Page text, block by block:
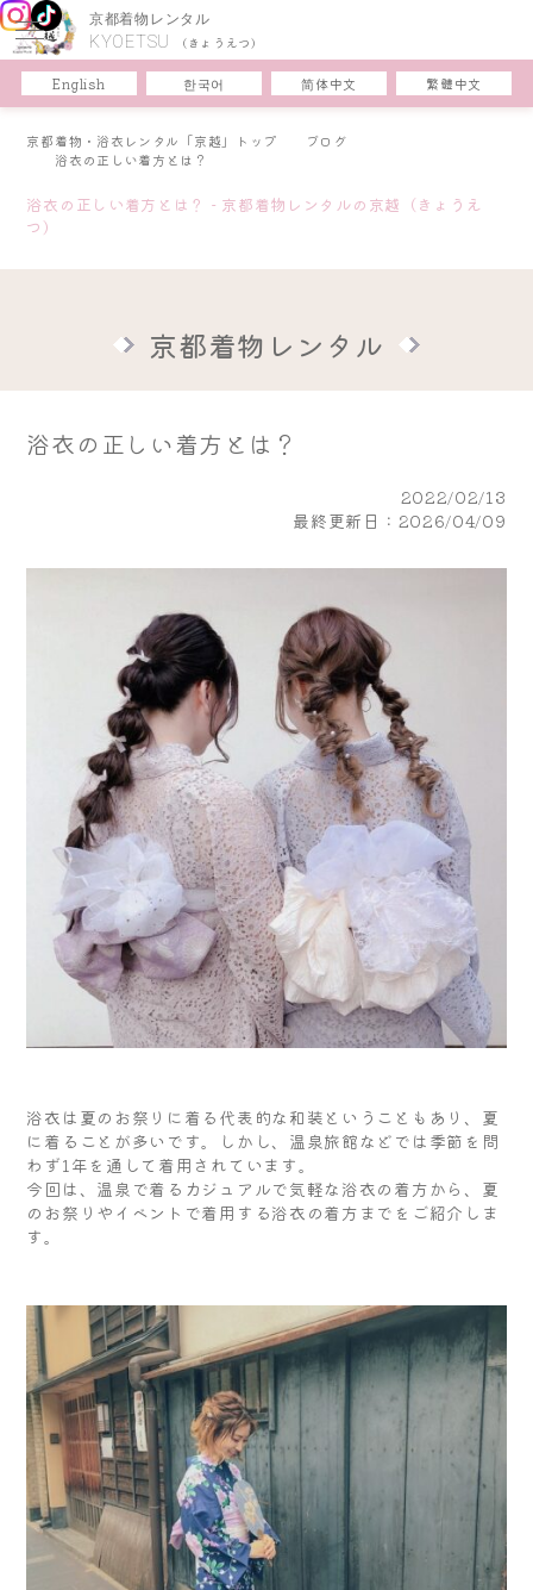
京都着物レンタル
KYOETSU (きょうえつ)
English 한국어 简体中文 繁體中文
京都着物・浴衣レンタル「京越」トップ
ブログ
浴衣の正しい着方とは？
浴衣の正しい着方とは？ - 京都着物レンタルの京越（きょうえ
つ）
京都着物レンタル
浴衣の正しい着方とは？
2022/02/13
最終更新日：2026/04/09
浴衣は夏のお祭りに着る代表的な和装ということもあり、夏
に着ることが多いです。しかし、温泉旅館などでは季節を問
わず1年を通して着用されています。
今回は、温泉で着るカジュアルで気軽な浴衣の着方から、夏
のお祭りやイベントで着用する浴衣の着方までをご紹介しま
す。